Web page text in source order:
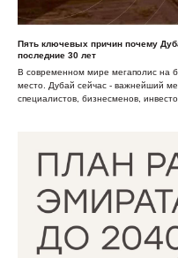
Пять ключевых причин почему
последние 30 лет
В современном мире мегаполис на
место. Дубай сейчас - важнейший
специалистов, бизнесменов,